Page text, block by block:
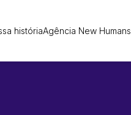
históriaAgência New Humans